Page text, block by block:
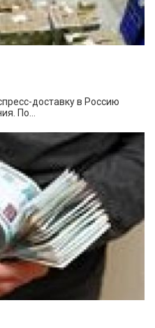
доставку в Россию
По...